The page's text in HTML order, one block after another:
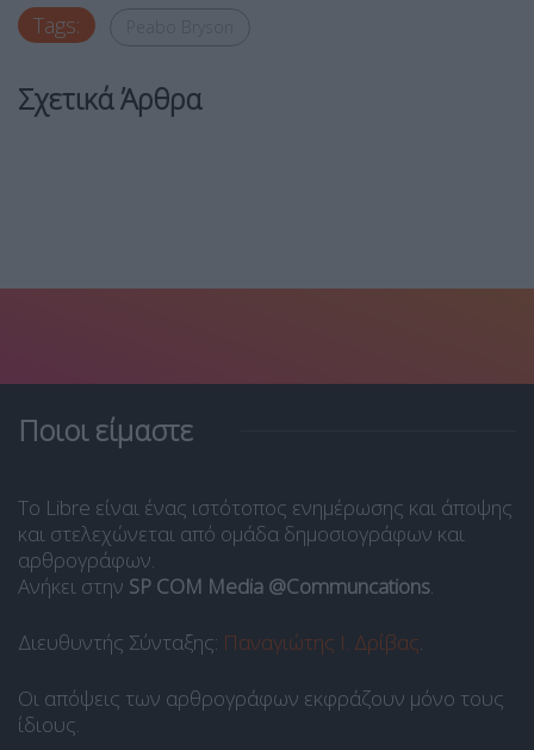
Tags:
Σχετικά Άρθρα
Ποιοι είμαστε
Το Libre είναι ένας ιστότοπος ενημέρωσης και άποψης
και στελεχώνεται από ομάδα δημοσιογράφων και
αρθρογράφων.
Ανήκει στην SP COM Media @Communcations.
Διευθυντής Σύνταξης: Παναγιώτης Ι. Δρίβας.
Οι απόψεις των αρθρογράφων εκφράζουν μόνο τους
ίδιους.